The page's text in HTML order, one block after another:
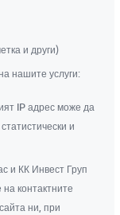
и други)
нашите услуги:
IP адрес може да
и
и КК Инвест Груп
контактните
ни, при